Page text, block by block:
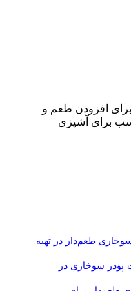
افزودن طعم و
برای آشپزی
طعم‌دار در تهیه
سوخاری در